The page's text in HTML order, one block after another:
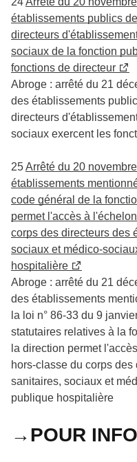
établissements publics
directeurs
sociaux de la fonction
fonctions de directeur
Abroge : arrêté du 21
des établissements
directeurs
sociaux exercent les
25Arrêté du 20
établissements
code général de la
permet l'accès à
corps des directeurs des
sociaux et médico-
hospitalière
Abroge : arrêté du 21
des établissements
la loi n° 86-33 du 9
statutaires relatives à la
la direction permet
hors-classe du corps
sanitaires, sociaux et
publique hospitalière
→POUR